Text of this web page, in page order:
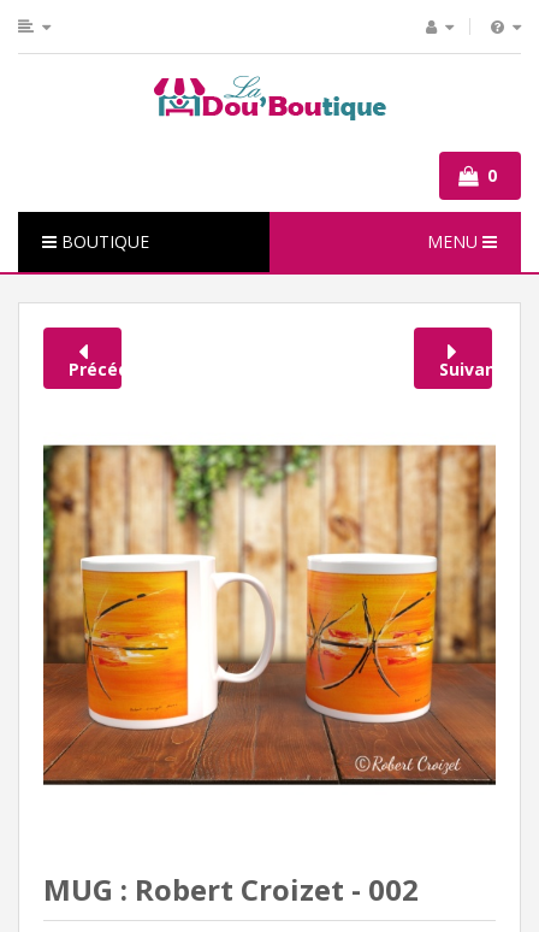
0
BOUTIQUE MENU
Précédent Suivant
MUG : Robert Croizet - 002